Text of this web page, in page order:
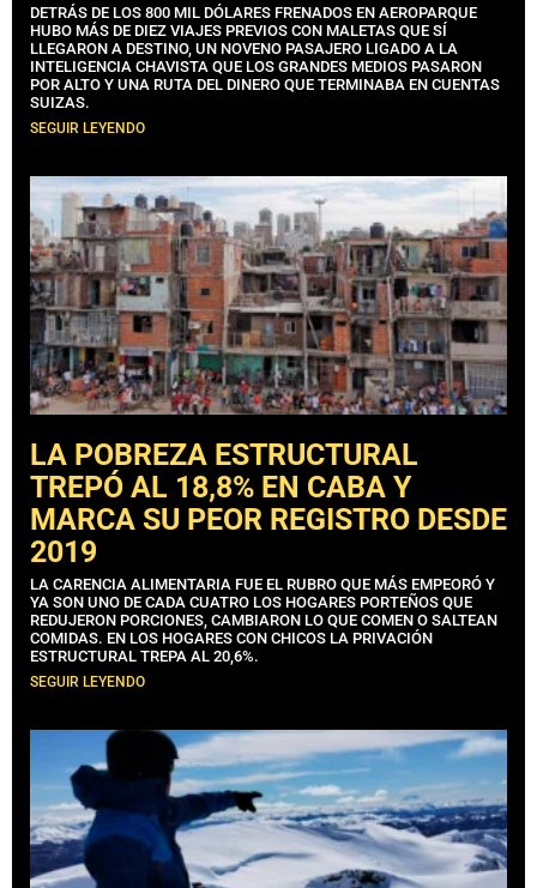
DETRÁS DE LOS 800 MIL DÓLARES FRENADOS EN AEROPARQUE
HUBO MÁS DE DIEZ VIAJES PREVIOS CON MALETAS QUE SÍ
LLEGARON A DESTINO, UN NOVENO PASAJERO LIGADO A LA
INTELIGENCIA CHAVISTA QUE LOS GRANDES MEDIOS PASARON
POR ALTO Y UNA RUTA DEL DINERO QUE TERMINABA EN CUENTAS
SUIZAS.
SEGUIR LEYENDO
LA POBREZA ESTRUCTURAL
TREPÓ AL 18,8% EN CABA Y
MARCA SU PEOR REGISTRO DESDE
2019
LA CARENCIA ALIMENTARIA FUE EL RUBRO QUE MÁS EMPEORÓ Y
YA SON UNO DE CADA CUATRO LOS HOGARES PORTEÑOS QUE
REDUJERON PORCIONES, CAMBIARON LO QUE COMEN O SALTEAN
COMIDAS. EN LOS HOGARES CON CHICOS LA PRIVACIÓN
ESTRUCTURAL TREPA AL 20,6%.
SEGUIR LEYENDO